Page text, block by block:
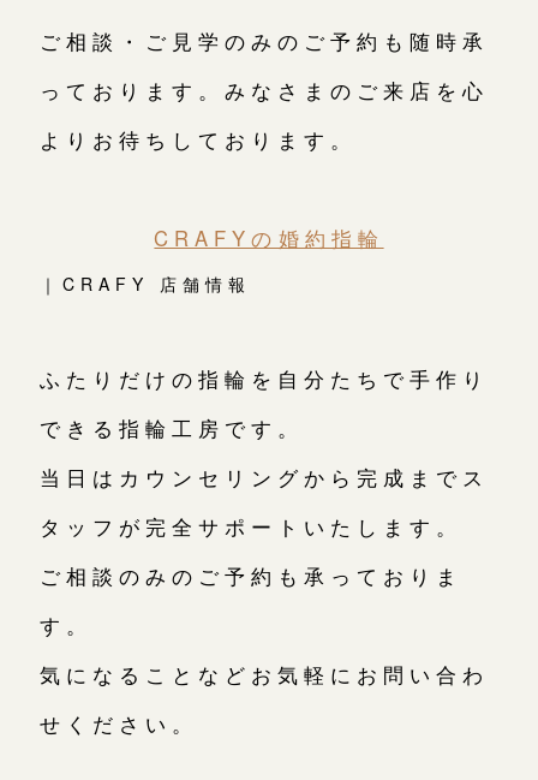
ご相談・ご見学のみのご予約も随時承
っております。みなさまのご来店を心
よりお待ちしております。
CRAFYの婚約指輪
｜CRAFY 店舗情報
ふたりだけの指輪を自分たちで手作り
できる指輪工房です。
当日はカウンセリングから完成までス
タッフが完全サポートいたします。
ご相談のみのご予約も承っておりま
す。
気になることなどお気軽にお問い合わ
せください。